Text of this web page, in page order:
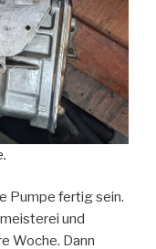
Pumpe fertig sein.
und
Woche. Dann